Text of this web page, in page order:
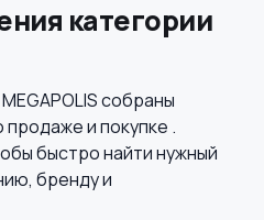
категории
собраны
и покупке .
быстро найти нужный
бренду и